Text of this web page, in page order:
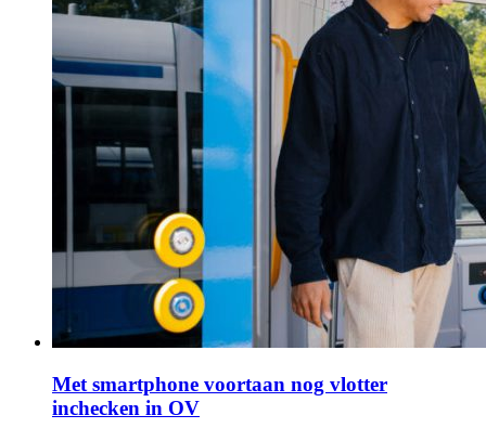
Met smartphone voortaan nog vlotter
inchecken in OV